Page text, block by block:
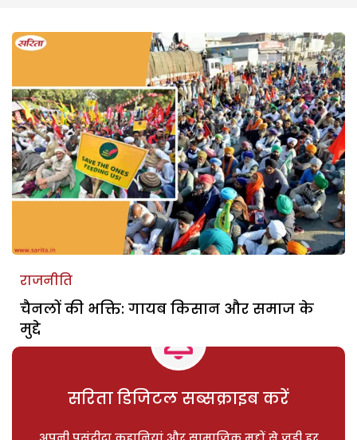
राजनीति
चैनलों की भक्ति: गायब किसान और समाज के
मुद्दे
सरिता डिजिटल सब्सक्राइब करें